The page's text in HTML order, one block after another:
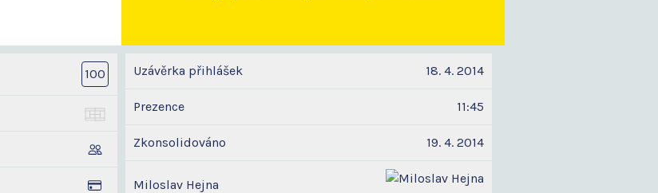
100 Uzávěrka přihlášek 18. 4. 2014
Prezence 11:45
Zkonsolidováno 19. 4. 2014
Miloslav Hejna